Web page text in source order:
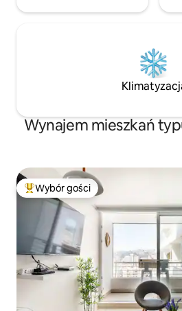
Wynajem mieszkań
Najpopularniejsze z kategorii
Wybór gości